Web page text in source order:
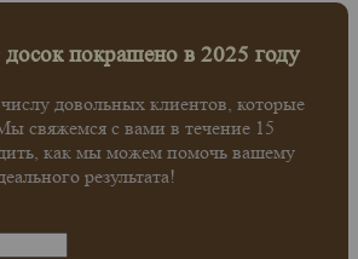
покрашено в 2025 году
довольных клиентов, которые
свяжемся с вами в течение 15
как мы можем помочь вашему
результата!